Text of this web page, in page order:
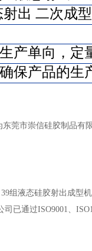
出 二次成型
产单向，定
保产品的生
市崇信硅胶制品有
液态硅胶射出成型
已通过ISO9001、